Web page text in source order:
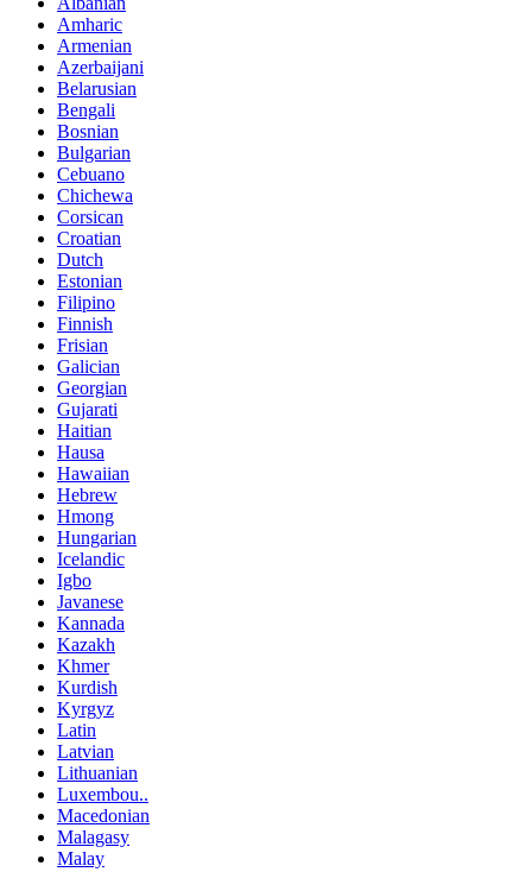
Amharic
Armenian
Azerbaijani
Belarusian
Bengali
Bosnian
Bulgarian
Cebuano
Chichewa
Corsican
Croatian
Dutch
Estonian
Filipino
Finnish
Frisian
Galician
Georgian
Gujarati
Haitian
Hausa
Hawaiian
Hebrew
Hmong
Hungarian
Icelandic
Igbo
Javanese
Kannada
Kazakh
Khmer
Kurdish
Kyrgyz
Latin
Latvian
Lithuanian
Luxembou..
Macedonian
Malagasy
Malay